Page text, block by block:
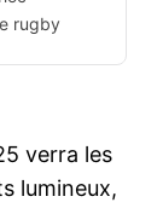
rugby
verra les
lumineux,